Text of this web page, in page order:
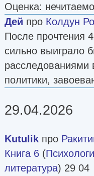
Оценка: нечитаемо
Дей про Колдун
После прочтения
сильно выиграло
расследованиями
политики,
29.04.2026
Kutulik про
Книга 6 (
литература) 29 04